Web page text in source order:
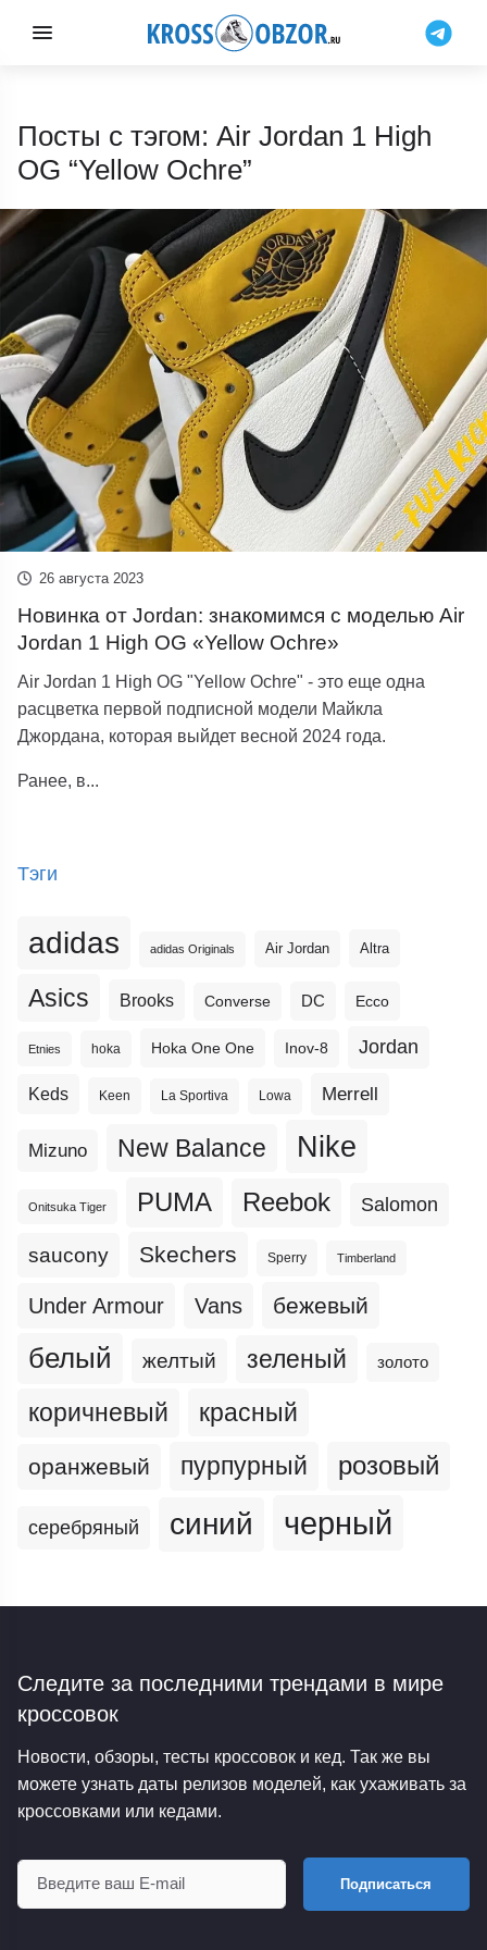
Посты с тэгом: Air Jordan 1 High
OG “Yellow Ochre”
26 августа 2023
Новинка от Jordan: знакомимся с моделью Air
Jordan 1 High OG «Yellow Ochre»
Air Jordan 1 High OG "Yellow Ochre" - это еще одна
расцветка первой подписной модели Майкла
Джордана, которая выйдет весной 2024 года.
Ранее, в...
Тэги
adidas adidas Originals Air Jordan Altra
Asics Brooks Converse DC Ecco
Etnies hoka Hoka One One Inov-8 Jordan
Keds Keen La Sportiva Lowa Merrell
Mizuno New Balance Nike
Onitsuka Tiger PUMA Reebok Salomon
saucony Skechers Sperry Timberland
Under Armour Vans бежевый
белый желтый зеленый золото
коричневый красный
оранжевый пурпурный розовый
серебряный синий черный
Следите за последними трендами в мире
кроссовок
Новости, обзоры, тесты кроссовок и кед. Так же вы
можете узнать даты релизов моделей, как ухаживать за
кроссовками или кедами.
Подписаться